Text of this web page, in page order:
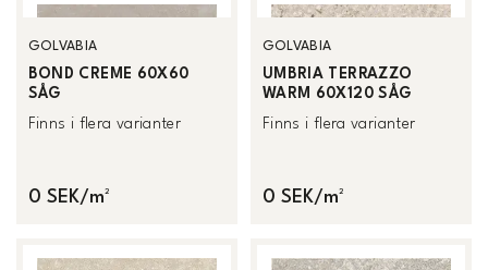
GOLVABIA
BOND CREME 60X60
SÅG
Finns i flera varianter
0 SEK/m²
GOLVABIA
UMBRIA TERRAZZO
WARM 60X120 SÅG
Finns i flera varianter
0 SEK/m²